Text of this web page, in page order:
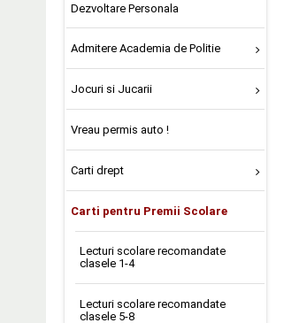
Dezvoltare Personala
Admitere Academia de Politie
Jocuri si Jucarii
Vreau permis auto !
Carti drept
Carti pentru Premii Scolare
Lecturi scolare recomandate
clasele 1-4
Lecturi scolare recomandate
clasele 5-8